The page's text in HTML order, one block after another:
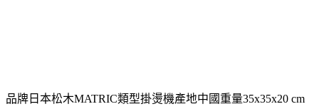
品牌日本松木MATRIC類型掛燙機產地中國重量35x35x20 cm